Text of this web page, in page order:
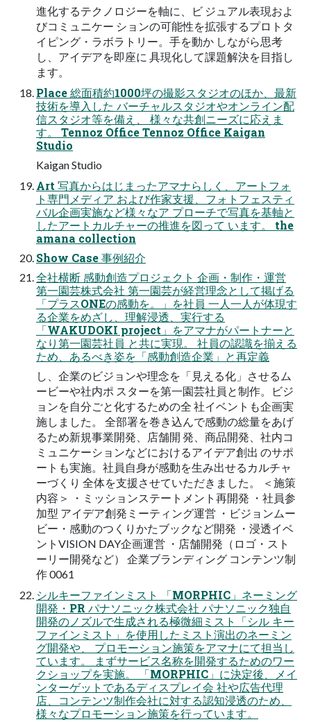
進化するテクノロジーを軸に、ビ ジュアル表現およ
びコミュニケー ションの可能性を拡張するプロトタ
イピング・ラボラトリー。⼿を動か しながら思考
し、アイデアを即座に 具現化して課題解決を⽬指し
ます。
Place 総⾯積約1000坪の撮影スタジオのほか、最新
技術を導⼊した バーチャルスタジオやオンライン配
信スタジオ等を備え、 様々な共創ニーズに応えま
す。 Tennoz Office Tennoz Office Kaigan
Studio
Kaigan Studio
Art 写真からはじまったアマナらしく、アートフォ
ト専⾨メディア および作家⽀援、フォトフェスティ
バル企画実施など様々なア プローチで写真を基軸と
したアートカルチャーの推進を図って います。 the
amana collection
Show Case 事例紹介
全社横断 感動創造プロジェクト 企画・制作・運営
第⼀園芸株式会社 第⼀園芸が経営理念として掲げる
「プラスONEの感動を。」を社員 ⼀⼈⼀⼈が体現す
る企業をめざし、理解浸透、実⾏する
「WAKUDOKI project」をアマナがパートナーと
なり第⼀園芸社員 と共に実現。 社員の認識を揃える
ため、あるべき姿を「感動創造企業」と再定義
し、企業のビジョンや理念を「⾒える化」させるム
ービーや社内ポ スターを第⼀園芸社員と制作。ビジ
ョンを⾃分ごと化するための全 社イベントも企画実
施しました。 全部署を巻き込んで感動の総量をあげ
るため新規事業開発、店舗開 発、商品開発、社内コ
ミュニケーションなどにおけるアイデア創出 のサポ
ートも実施。社員⾃⾝が感動を⽣み出せるカルチャ
ーづくり 全体を⽀援させていただきました。 ＜施策
内容＞ ・ミッションステートメント再開発 ・社員参
加型 アイデア創発ミーティング運営 ・ビジョンムー
ビー・感動のつくりかたブックなど開発 ・浸透イベ
ントVISION DAY企画運営 ・店舗開発（ロゴ・スト
ーリー開発など） 企業ブランディング コンテンツ制
作 0061
シルキーファインミスト 「MORPHIC」ネーミング
開発・PR パナソニック株式会社 パナソニック独⾃
開発のノズルで⽣成される極微細ミスト「シル キー
ファインミスト」を使⽤したミスト演出のネーミン
グ開発や、 プロモーション施策をアマナにて担当し
ています。 まずサービス名称を開発するためのワー
クショップを実施。 「MORPHIC」に決定後、メイ
ンターゲットであるディスプレイ会 社や広告代理
店、コンテンツ制作会社に対する認知浸透のため、
様々なプロモーション施策を⾏っています。